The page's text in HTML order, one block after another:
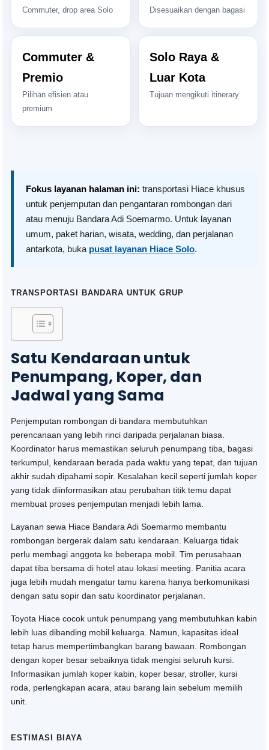
Commuter, drop area Solo Disesuaikan dengan bagasi
Commuter &
Premio
Pilihan efisien atau
premium
Solo Raya &
Luar Kota
Tujuan mengikuti itinerary
Fokus layanan halaman ini: transportasi Hiace khusus
untuk penjemputan dan pengantaran rombongan dari
atau menuju Bandara Adi Soemarmo. Untuk layanan
umum, paket harian, wisata, wedding, dan perjalanan
antarkota, buka pusat layanan Hiace Solo.
TRANSPORTASI BANDARA UNTUK GRUP
Satu Kendaraan untuk
Penumpang, Koper, dan
Jadwal yang Sama
Penjemputan rombongan di bandara membutuhkan
perencanaan yang lebih rinci daripada perjalanan biasa.
Koordinator harus memastikan seluruh penumpang tiba, bagasi
terkumpul, kendaraan berada pada waktu yang tepat, dan tujuan
akhir sudah dipahami sopir. Kesalahan kecil seperti jumlah koper
yang tidak diinformasikan atau perubahan titik temu dapat
membuat proses penjemputan menjadi lebih lama.
Layanan sewa Hiace Bandara Adi Soemarmo membantu
rombongan bergerak dalam satu kendaraan. Keluarga tidak
perlu membagi anggota ke beberapa mobil. Tim perusahaan
dapat tiba bersama di hotel atau lokasi meeting. Panitia acara
juga lebih mudah mengatur tamu karena hanya berkomunikasi
dengan satu sopir dan satu koordinator perjalanan.
Toyota Hiace cocok untuk penumpang yang membutuhkan kabin
lebih luas dibanding mobil keluarga. Namun, kapasitas ideal
tetap harus mempertimbangkan barang bawaan. Rombongan
dengan koper besar sebaiknya tidak mengisi seluruh kursi.
Informasikan jumlah koper kabin, koper besar, stroller, kursi
roda, perlengkapan acara, atau barang lain sebelum memilih
unit.
ESTIMASI BIAYA